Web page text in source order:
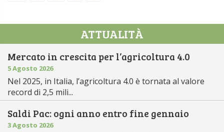
ATTUALITÀ
Mercato in crescita per l’agricoltura 4.0
5 Agosto 2026
Nel 2025, in Italia, l’agricoltura 4.0 è tornata al valore
record di 2,5 mili...
Saldi Pac: ogni anno entro fine gennaio
3 Agosto 2026